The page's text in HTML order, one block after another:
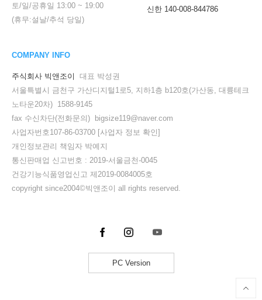
토/일/공휴일 13:00 ~ 19:00
(휴무:설날/추석 당일)
신한 140-008-844786
COMPANY INFO
주식회사 빅앤조이
대표 박성권
서울특별시 금천구 가산디지털1로5, 지하1층 b120호(가산동, 대륭테크
노타운20차) 1588-9145
fax 수신차단(전화문의) bigsize119@naver.com
사업자번호107-86-03700 [사업자 정보 확인]
개인정보관리 책임자 박예지
통신판매업 신고번호 : 2019-서울금천-0045
건강기능식품영업신고 제2019-0084005호
copyright since2004©빅앤조이 all rights reserved.
PC Version